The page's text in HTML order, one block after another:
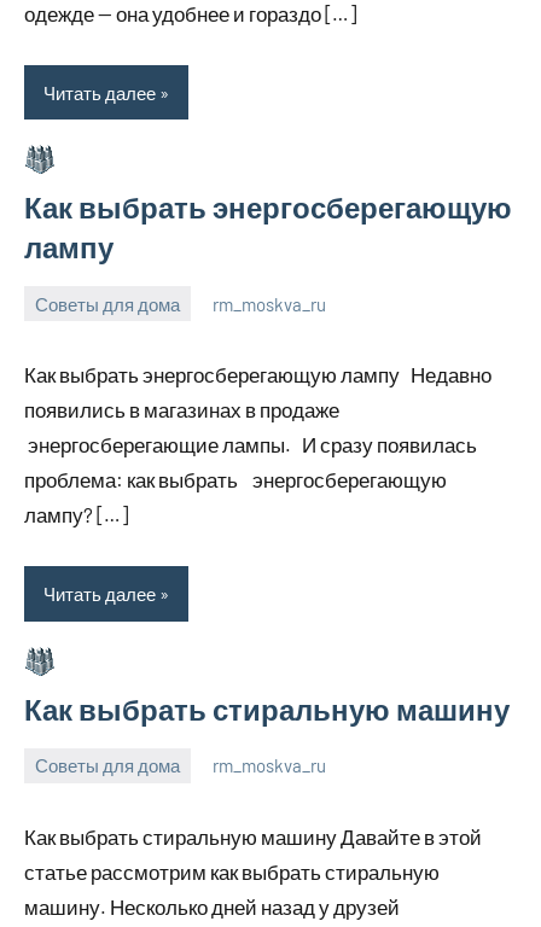
одежде — она удобнее и гораздо […]
Читать далее
Как выбрать энергосберегающую
лампу
Советы для дома
2023
rm_moskva_ru
Как выбрать энергосберегающую лампу Недавно
появились в магазинах в продаже
энергосберегающие лампы. И сразу появилась
проблема: как выбрать энергосберегающую
лампу? […]
Читать далее
Как выбрать стиральную машину
Советы для дома
2023
rm_moskva_ru
Как выбрать стиральную машину Давайте в этой
статье рассмотрим как выбрать стиральную
машину. Несколько дней назад у друзей